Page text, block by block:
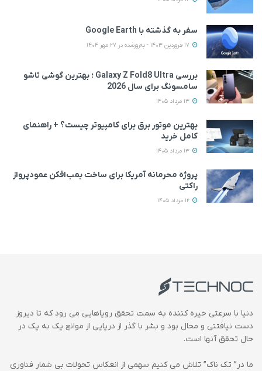
سفر به گذشته با Google Earth
بررسی Galaxy Z Fold8 Ultra ؛ بهترین گوشی تاشو
سامسونگ برای سال 2026
بهترین موتور برق برای کامپیوتر چیست؟ + راهنمای
کامل خرید
پروژه محرمانه آمریکا برای ساخت بمب‌افکن عمودپرواز
راکتی
دنیا با سرعتی خیره کننده به سمت تحقق رویاهایی می رود که تا دیروز
دست نیافتنی و محال بود و بشر با گذر از دریایی از موانع یک به یک در
حال تحقق آنها است.
ما در” تک ناک” تلاش می کنیم سهمی از انعکاس تحولات بی شمار فناوری